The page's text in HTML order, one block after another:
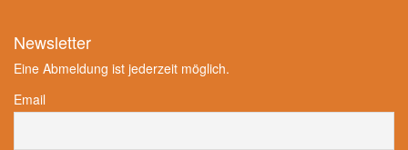
Newsletter
Eine Abmeldung ist jederzeit möglich.
Email